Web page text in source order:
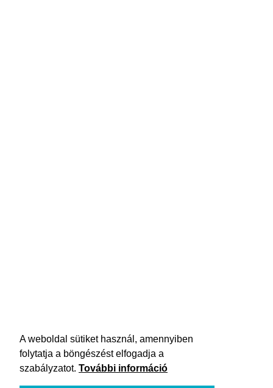
A weboldal sütiket használ, amennyiben
folytatja a böngészést elfogadja a
szabályzatot. További információ